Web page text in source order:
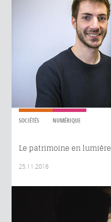
SOCIÉTÉS NUMÉRIQUE
Le patrimoine en lumière
25.11.2016